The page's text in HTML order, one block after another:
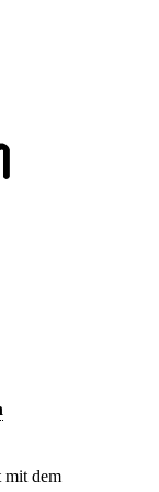
mit dem